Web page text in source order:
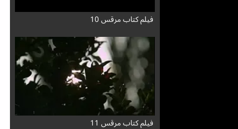
فيلم كتاب مرقس 10
فيلم كتاب مرقس 11